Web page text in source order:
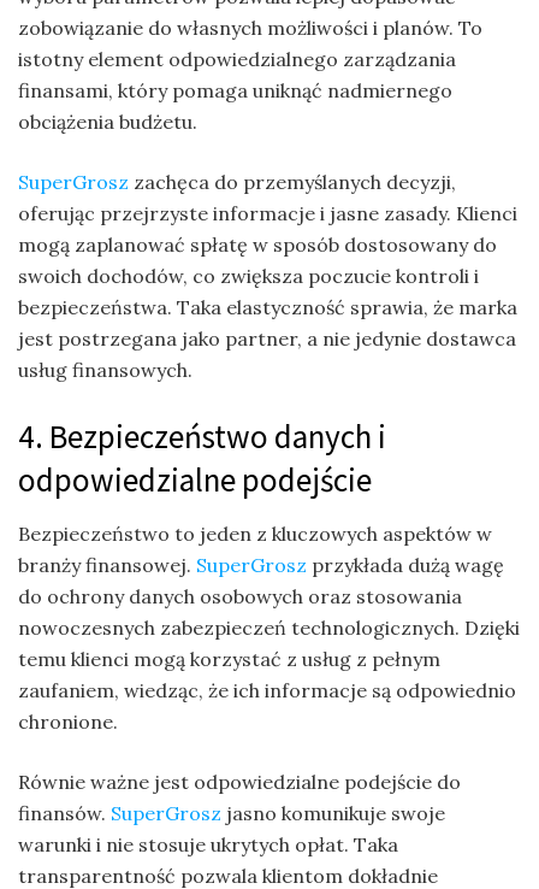
zobowiązanie do własnych możliwości i planów. To
istotny element odpowiedzialnego zarządzania
finansami, który pomaga uniknąć nadmiernego
obciążenia budżetu.
SuperGrosz zachęca do przemyślanych decyzji,
oferując przejrzyste informacje i jasne zasady. Klienci
mogą zaplanować spłatę w sposób dostosowany do
swoich dochodów, co zwiększa poczucie kontroli i
bezpieczeństwa. Taka elastyczność sprawia, że marka
jest postrzegana jako partner, a nie jedynie dostawca
usług finansowych.
4. Bezpieczeństwo danych i
odpowiedzialne podejście
Bezpieczeństwo to jeden z kluczowych aspektów w
branży finansowej. SuperGrosz przykłada dużą wagę
do ochrony danych osobowych oraz stosowania
nowoczesnych zabezpieczeń technologicznych. Dzięki
temu klienci mogą korzystać z usług z pełnym
zaufaniem, wiedząc, że ich informacje są odpowiednio
chronione.
Równie ważne jest odpowiedzialne podejście do
finansów. SuperGrosz jasno komunikuje swoje
warunki i nie stosuje ukrytych opłat. Taka
transparentność pozwala klientom dokładnie